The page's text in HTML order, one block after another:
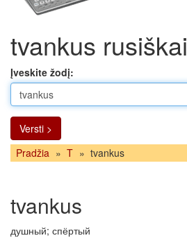
tvankus rusiškai
Įveskite žodį:
Versti >
Pradžia » T » tvankus
tvankus
душный; спёртый